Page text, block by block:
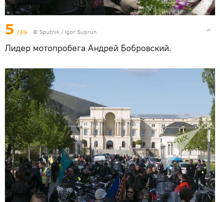
5 /39 © Sputnik / Igor Suprun
Лидер мотопробега Андрей Бобровский.